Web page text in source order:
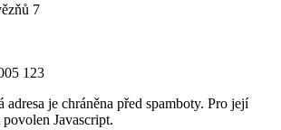
7
123
adresa je chráněna před spamboty. Pro její
Javascript.